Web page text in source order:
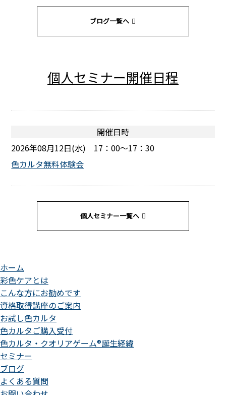
ブログ一覧へ
個人セミナー開催日程
開催日時
2026年08月12日(水) 17：00～17：30
色カルタ無料体験会
個人セミナー一覧へ
ホーム
彩色ケアとは
こんな方にお勧めです
資格取得講座のご案内
お試し色カルタ
色カルタご購入受付
色カルタ・クオリアゲーム®誕生経緯
セミナー
ブログ
よくある質問